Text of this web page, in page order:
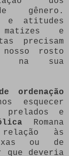
gênero.
e atitudes
matizes e
precisam
rosto
na sua
ordenação
esquecer
prelados e
Romana
às
ou de
que deveria